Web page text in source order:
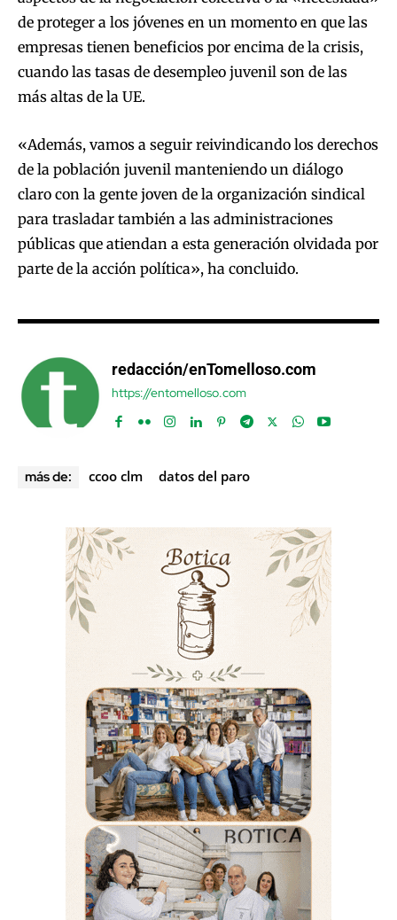
de proteger a los jóvenes en un momento en que las
empresas tienen beneficios por encima de la crisis,
cuando las tasas de desempleo juvenil son de las
más altas de la UE.
«Además, vamos a seguir reivindicando los derechos
de la población juvenil manteniendo un diálogo
claro con la gente joven de la organización sindical
para trasladar también a las administraciones
públicas que atiendan a esta generación olvidada por
parte de la acción política», ha concluido.
redacción/enTomelloso.com
https://entomelloso.com
más de: ccoo clm datos del paro